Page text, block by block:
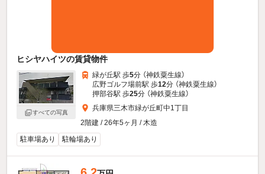
ヒシヤハイツの賃貸物件
すべての写真
緑が丘駅 歩5分 （神鉄粟生線）
広野ゴルフ場前駅 歩12分 （神鉄粟生線）
押部谷駅 歩25分 （神鉄粟生線）
兵庫県三木市緑が丘町中1丁目
2階建 / 26年5ヶ月 / 木造
駐車場あり
駐輪場あり